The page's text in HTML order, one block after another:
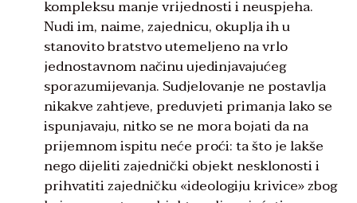
kompleksu manje vrijednosti i neuspjeha.
Nudi im, naime, zajednicu, okuplja ih u
stanovito bratstvo utemeljeno na vrlo
jednostavnom načinu ujedinjavajućeg
sporazumijevanja. Sudjelovanje ne postavlja
nikakve zahtjeve, preduvjeti primanja lako se
ispunjavaju, nitko se ne mora bojati da na
prijemnom ispitu neće proći: ta što je lakše
nego dijeliti zajednički objekt nesklonosti i
prihvatiti zajedničku «ideologiju krivice» zbog